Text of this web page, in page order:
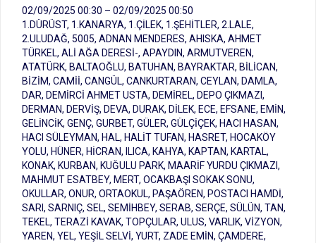
02/09/2025 00:30 – 02/09/2025 00:50
1.DÜRÜST, 1.KANARYA, 1.ÇİLEK, 1.ŞEHİTLER, 2.LALE,
2.ULUDAĞ, 5005, ADNAN MENDERES, AHISKA, AHMET
TÜRKEL, ALİ AĞA DERESİ-, APAYDIN, ARMUTVEREN,
ATATÜRK, BALTAOĞLU, BATUHAN, BAYRAKTAR, BİLİCAN,
BİZİM, CAMİİ, CANGÜL, CANKURTARAN, CEYLAN, DAMLA,
DAR, DEMİRCİ AHMET USTA, DEMİREL, DEPO ÇIKMAZI,
DERMAN, DERVİŞ, DEVA, DURAK, DİLEK, ECE, EFSANE, EMİN,
GELİNCİK, GENÇ, GURBET, GÜLER, GÜLÇİÇEK, HACI HASAN,
HACI SÜLEYMAN, HAL, HALİT TUFAN, HASRET, HOCAKÖY
YOLU, HÜNER, HİCRAN, ILICA, KAHYA, KAPTAN, KARTAL,
KONAK, KURBAN, KUĞULU PARK, MAARİF YURDU ÇIKMAZI,
MAHMUT ESATBEY, MERT, OCAKBAŞI SOKAK SONU,
OKULLAR, ONUR, ORTAOKUL, PAŞAÖREN, POSTACI HAMDİ,
SARI, SARNIÇ, SEL, SEMİHBEY, SERAB, SERÇE, SÜLÜN, TAN,
TEKEL, TERAZİ KAVAK, TOPÇULAR, ULUS, VARLIK, VİZYON,
YAREN, YEL, YEŞİL SELVİ, YURT, ZADE EMİN, ÇAMDERE,